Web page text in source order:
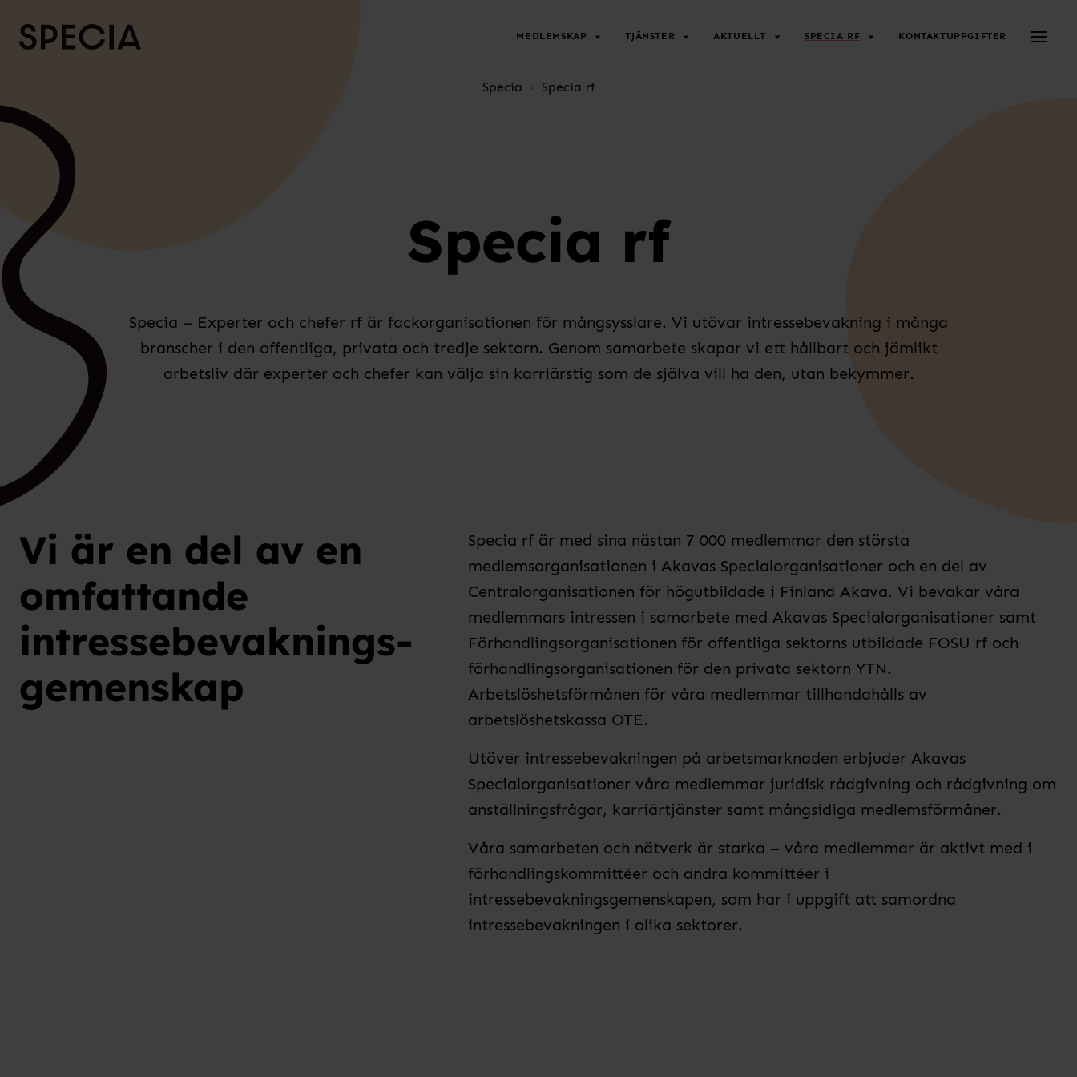
MEDLEMSKAP TJÄNSTER AKTUELLT SPECIA RF KONTAKTUPPGIFTER
Specia Specia rf
Specia rf
Specia – Experter och chefer rf är fackorganisationen för mångsysslare. Vi utövar intressebevakning i många
branscher i den offentliga, privata och tredje sektorn. Genom samarbete skapar vi ett hållbart och jämlikt
arbetsliv där experter och chefer kan välja sin karriärstig som de själva vill ha den, utan bekymmer.
Vi är en del av en
omfattande
intressebevaknings­
gemenskap
Specia rf är med sina nästan 7 000 medlemmar den största
medlemsorganisationen i Akavas Specialorganisationer och en del av
Centralorganisationen för högutbildade i Finland Akava. Vi bevakar våra
medlemmars intressen i samarbete med Akavas Specialorganisationer samt
Förhandlingsorganisationen för offentliga sektorns utbildade FOSU rf och
förhandlingsorganisationen för den privata sektorn YTN.
Arbetslöshetsförmånen för våra medlemmar tillhandahålls av
arbetslöshetskassa OTE.
Utöver intressebevakningen på arbetsmarknaden erbjuder Akavas
Specialorganisationer våra medlemmar juridisk rådgivning och rådgivning om
anställningsfrågor, karriärtjänster samt mångsidiga medlemsförmåner.
Våra samarbeten och nätverk är starka – våra medlemmar är aktivt med i
förhandlingskommittéer och andra kommittéer i
intressebevakningsgemenskapen, som har i uppgift att samordna
intressebevakningen i olika sektorer.